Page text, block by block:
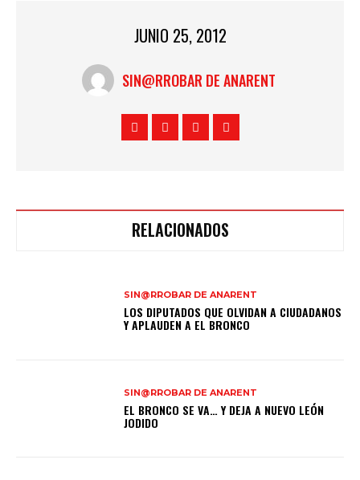
JUNIO 25, 2012
SIN@RROBAR DE ANARENT
RELACIONADOS
SIN@RROBAR DE ANARENT
LOS DIPUTADOS QUE OLVIDAN A CIUDADANOS
Y APLAUDEN A EL BRONCO
SIN@RROBAR DE ANARENT
EL BRONCO SE VA… Y DEJA A NUEVO LEÓN
JODIDO